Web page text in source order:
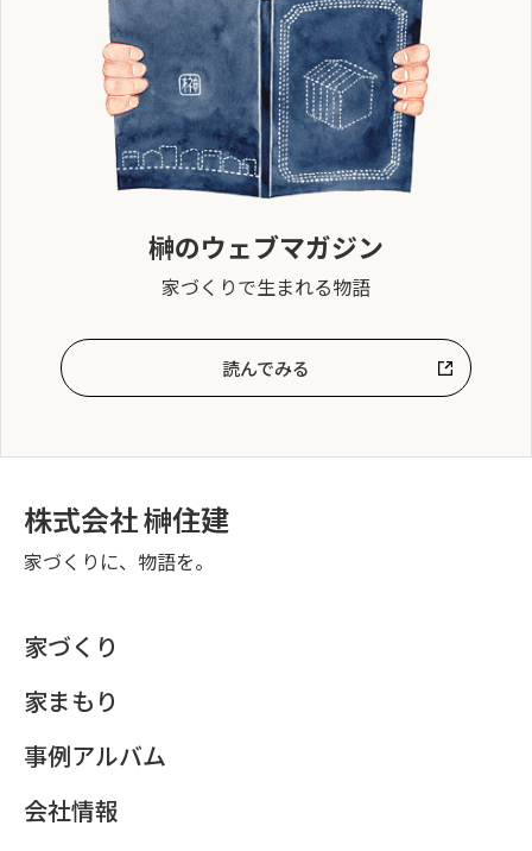
榊のウェブマガジン
家づくりで生まれる物語
読んでみる
株式会社 榊住建
家づくりに、物語を。
家づくり
家まもり
事例アルバム
会社情報